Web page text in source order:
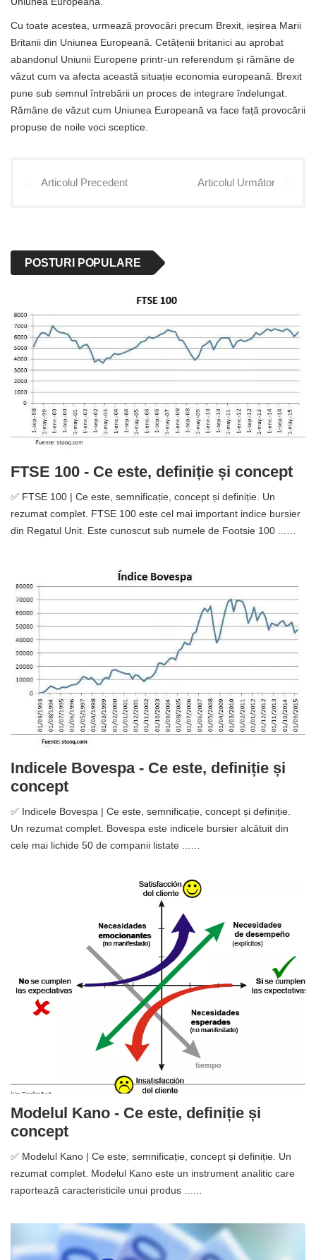
Cu toate acestea, urmează provocări precum Brexit, ieșirea Marii
Britanii din Uniunea Europeană. Cetățenii britanici au aprobat
abandonul Uniunii Europene printr-un referendum și rămâne de
văzut cum va afecta această situație economia europeană. Brexit
pune sub semnul întrebării un proces de integrare îndelungat.
Rămâne de văzut cum Uniunea Europeană va face față provocării
propuse de noile voci sceptice.
Articolul Precedent Articolul Următor
POSTURI POPULARE
FTSE 100 - Ce este, definiție și concept
✅ FTSE 100 | Ce este, semnificație, concept și definiție. Un
rezumat complet. FTSE 100 este cel mai important indice bursier
din Regatul Unit. Este cunoscut sub numele de Footsie 100 ...…
Indicele Bovespa - Ce este, definiție și
concept
✅ Indicele Bovespa | Ce este, semnificație, concept și definiție.
Un rezumat complet. Bovespa este indicele bursier alcătuit din
cele mai lichide 50 de companii listate ...…
Modelul Kano - Ce este, definiție și
concept
✅ Modelul Kano | Ce este, semnificație, concept și definiție. Un
rezumat complet. Modelul Kano este un instrument analitic care
raportează caracteristicile unui produs ...…